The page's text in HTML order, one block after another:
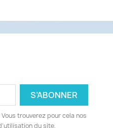
trouverez pour cela nos
du site.